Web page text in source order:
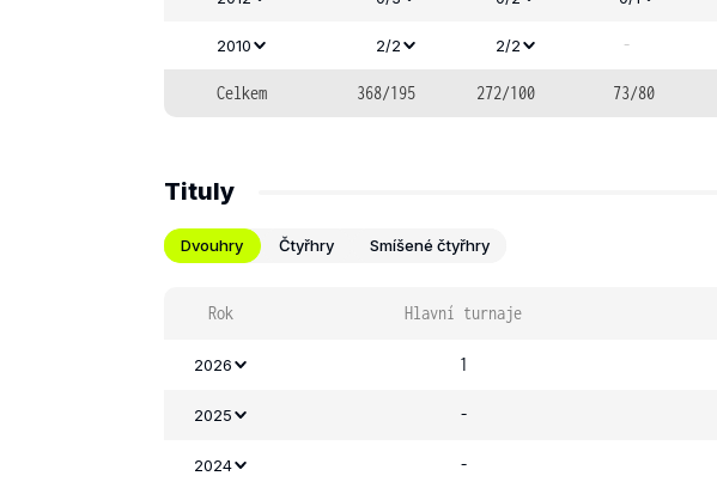
2010 2/2 2/2 -
Celkem 368/195 272/100 73/80
Tituly
Dvouhry Čtyřhry Smíšené čtyřhry
Rok Hlavní turnaje
2026 1
2025 -
2024 -